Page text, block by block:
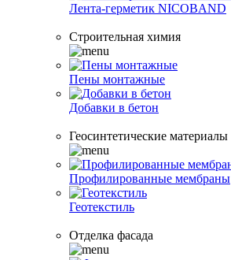
Лента-герметик NICOBAND
Строительная химия
Пены монтажные
Добавки в бетон
Геосинтетические материалы
Профилированные мембраны
Геотекстиль
Отделка фасада